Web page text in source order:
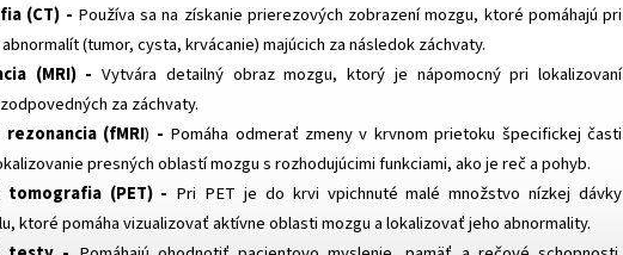
(CT) - Používa sa na získanie prierezových zobrazení mozgu, ktoré pomáhajú pri
(tumor, cysta, krvácanie) majúcich za následok záchvaty.
(MRI) - Vytvára detailný obraz mozgu, ktorý je nápomocný pri lokalizovaní
za záchvaty.
(fMRI) - Pomáha odmerať zmeny v krvnom prietoku špecifickej časti
presných oblastí mozgu s rozhodujúcimi funkciami, ako je reč a pohyb.
tomografia (PET) - Pri PET je do krvi vpichnuté malé množstvo nízkej dávky
ktoré pomáha vizualizovať aktívne oblasti mozgu a lokalizovať jeho abnormality.